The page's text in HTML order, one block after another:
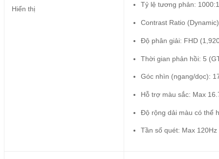
Hiển thị
Tỷ lệ tương phản:
Contrast Ratio
Độ phân giải: FHD
Thời gian phản hồi: 5
Góc nhìn (ngang/dọc):
Hỗ trợ màu sắc: Max
Độ rộng dải màu có thể
Tần số quét: Max 120Hz